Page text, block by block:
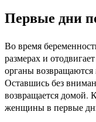
Первые дни
Во время
размерах и
органы возвращаются
Оставшись без
возвращается домой.
женщины в первые